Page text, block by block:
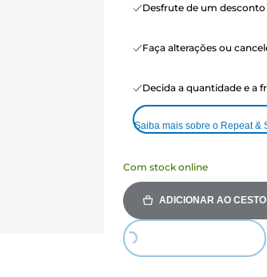
Desfrute de um
Faça alterações ou
Decida a quantidade e a
Saiba mais sobre o Repeat &
Com stock online
ADICIONAR AO CESTO
Loading...